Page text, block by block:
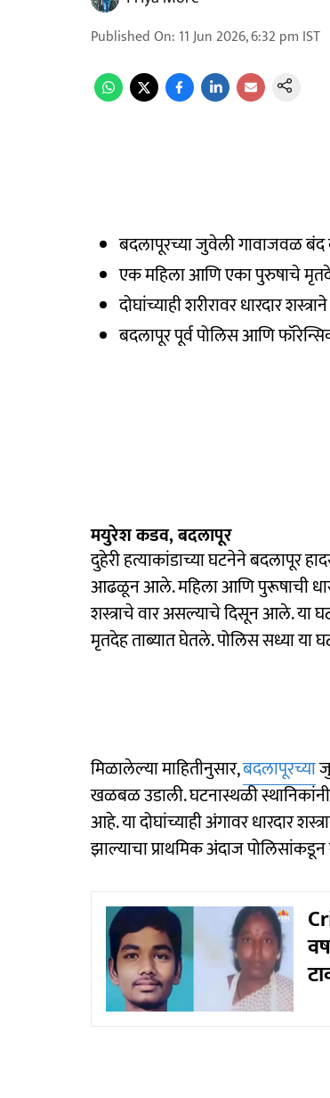
Published On: 11 Jun 2026, 6:32 pm IST
बदलापूरच्या जुवेली गावाजवळ
एक महिला आणि एका पुरुषाचे
दोघांच्याही शरीरावर धारदार
बदलापूर पूर्व पोलिस आणि
मयुरेश कडव, बदलापूर
दुहेरी हत्याकांडाच्या घटनेने बदलापूर
आढळून आले. महिला आणि पुरूषाची
शस्त्राचे वार असल्याचे दिसून आले. या
मृतदेह ताब्यात घेतले. पोलिस सध्या
मिळालेल्या माहितीनुसार,बदलापूरच्या
खळबळ उडाली. घटनास्थळी
आहे. या दोघांच्याही अंगावर धारदार
झाल्याचा प्राथमिक अंदाज